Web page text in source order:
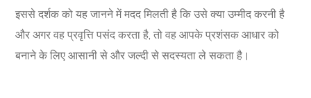
इससे दर्शक को यह जानने में मदद मिलती है कि उसे क्या उम्मीद करनी है
और अगर वह प्रवृत्ति पसंद करता है, तो वह आपके प्रशंसक आधार को
बनाने के लिए आसानी से और जल्दी से सदस्यता ले सकता है।